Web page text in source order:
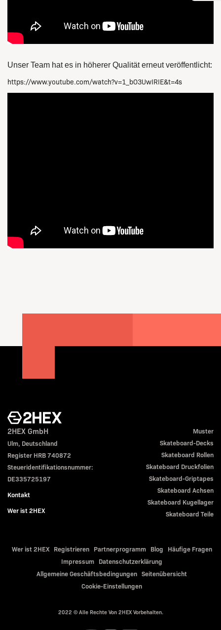
Unser Team hat es in höherer Qualität erneut veröffentlicht:
https://www.youtube.com/watch?v=1_bO3UwIRIE&t=4s
2HEX GmbH
Ulm, Deutschland
Register HRB 740872
Steueridentifikationsnummer:
DE335725197
Kontakt
Wer ist 2HEX
Muster
Skateboard-Decks
Skateboard Rollen
Skateboard Druckfolien
Skateboard-Griptapes
Skateboard Achsen
Skateboard Kugellager
Skateboard Teile
Wer ist 2HEX Registrieren Partnerprogramm Blog
Häufige Fragen
Impressum
Datenschutzerklärung
Allgemeine Geschäftsbedingungen Seitenübersicht
Cookie-Einstellungen
2022 © Alle Rechte Von 2HEX Vorbehalten.